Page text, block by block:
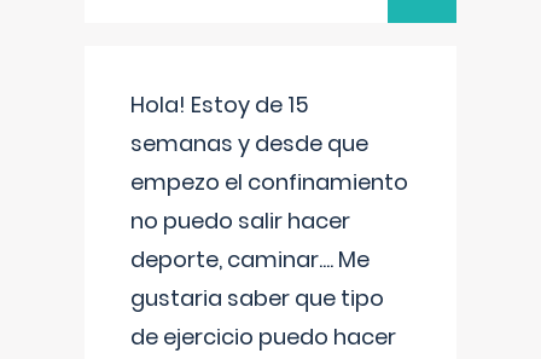
Hola! Estoy de 15
semanas y desde que
empezo el confinamiento
no puedo salir hacer
deporte, caminar.... Me
gustaria saber que tipo
de ejercicio puedo hacer